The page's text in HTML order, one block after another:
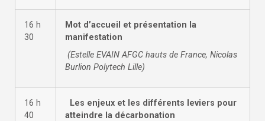
16 h
30
Mot d’accueil et présentation la
manifestation
(Estelle EVAIN AFGC hauts de France, Nicolas
Burlion Polytech Lille)
16 h
40
Les enjeux et les différents leviers pour
atteindre la décarbonation